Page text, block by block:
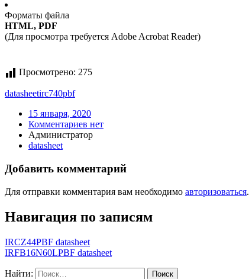
Форматы файла
HTML, PDF
(Для просмотра требуется Adobe Acrobat Reader)
Просмотрено: 275
datasheetirc740pbf
15 января, 2020
Комментариев нет
Администратор
datasheet
Добавить комментарий
Для отправки комментария вам необходимо авторизоваться.
Навигация по записям
IRCZ44PBF datasheet
IRFB16N60LPBF datasheet
Найти: